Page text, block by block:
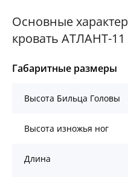
Основные
кровать АТЛАНТ-11
Габаритные размеры
Высота Бильца Головы
Высота изножья ног
Длина